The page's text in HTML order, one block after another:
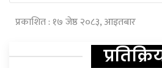
प्रकाशित : १७ जेष्ठ २०८३, आइतबार